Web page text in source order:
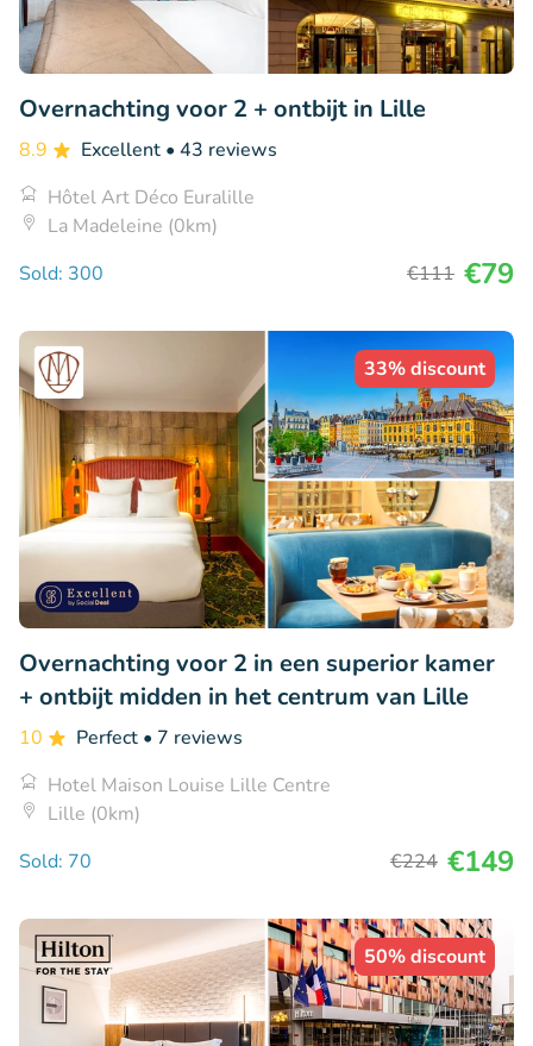
Overnachting voor 2 + ontbijt in Lille
8.9 Excellent • 43 reviews
Hôtel Art Déco Euralille
La Madeleine (0km)
Sold: 300
€111 €79
33% discount
Overnachting voor 2 in een superior kamer
+ ontbijt midden in het centrum van Lille
10 Perfect • 7 reviews
Hotel Maison Louise Lille Centre
Lille (0km)
Sold: 70
€224 €149
50% discount